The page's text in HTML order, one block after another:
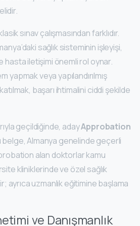
sınav çalışmasından farklıdır.
sağlık sisteminin işleyişi,
hasta iletişimi önemli rol oynar.
yapmak veya yapılandırılmış
başarı ihtimalini ciddi şekilde
geçildiğinde, adayApprobation
belge, Almanya genelinde geçerli
alan doktorlar kamu
kliniklerinde ve özel sağlık
ayrıca uzmanlık eğitimine başlama
ve Danışmanlık